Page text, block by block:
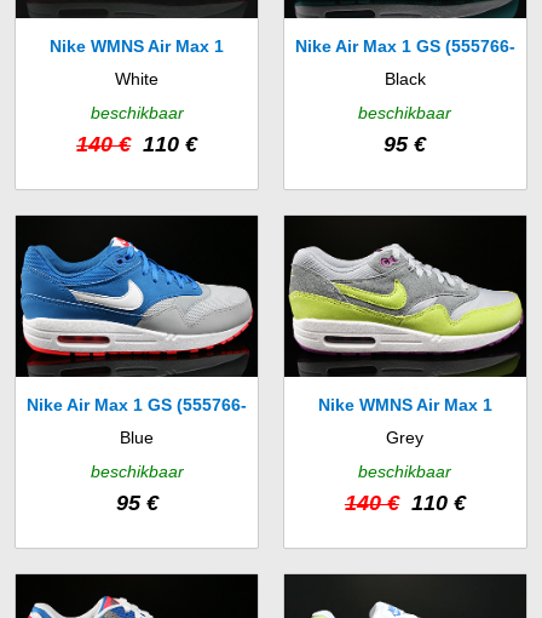
Nike WMNS Air Max 1
White
beschikbaar
140 € 110 €
Nike Air Max 1 GS (555766-
Black
beschikbaar
95 €
Nike Air Max 1 GS (555766-
Blue
beschikbaar
95 €
Nike WMNS Air Max 1
Essential (599820-007)
Grey
beschikbaar
140 € 110 €